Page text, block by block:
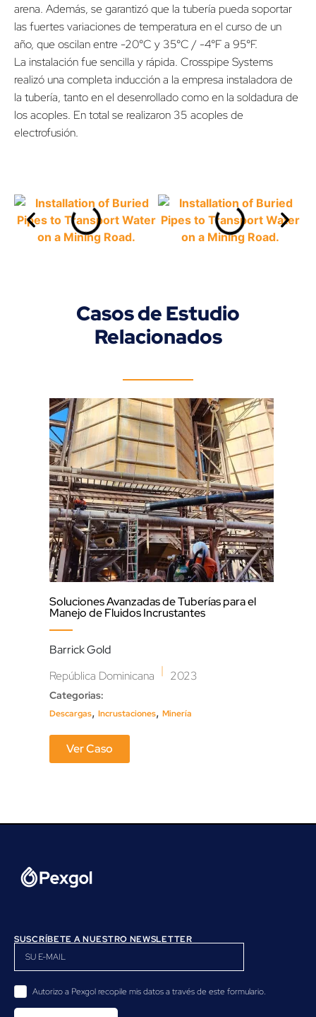
arena. Además, se garantizó que la tubería pueda soportar
las fuertes variaciones de temperatura en el curso de un
año, que oscilan entre -20°C y 35°C / -4°F a 95°F.
La instalación fue sencilla y rápida. Crosspipe Systems
realizó una completa inducción a la empresa instaladora de
la tubería, tanto en el desenrollado como en la soldadura de
los acoples. En total se realizaron 35 acoples de
electrofusión.
Casos de Estudio
Relacionados
Soluciones Avanzadas de Tuberías para el
Manejo de Fluidos Incrustantes
Barrick Gold
República Dominicana | 2023
Categorias:
Descargas, Incrustaciones, Minería
Ver Caso
SUSCRÍBETE A NUESTRO NEWSLETTER
Autorizo a Pexgol recopile mis datos a través de este formulario.